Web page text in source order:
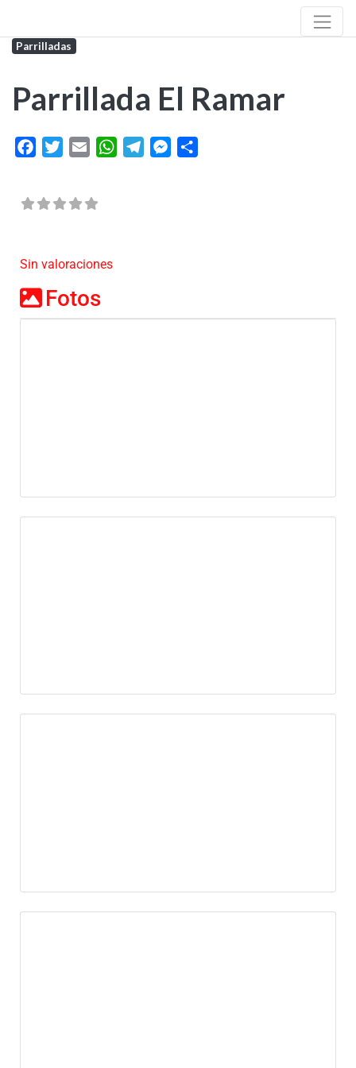
Parrilladas
Parrillada El Ramar
FacebookTwitterEmail WhatsAppTelegramMessenger
Sin valoraciones
Fotos